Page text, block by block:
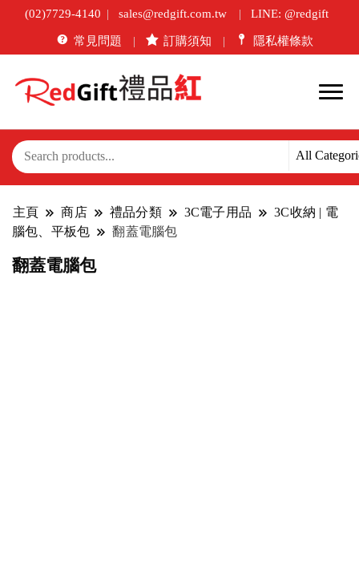
(02)7729-4140 sales@redgift.com.tw LINE: @redgift
常見問題 訂購須知 隱私權條款
主頁 商店 禮品分類 3C電子用品
3C收納 | 電
腦包、平板包
翻蓋電腦包
翻蓋電腦包